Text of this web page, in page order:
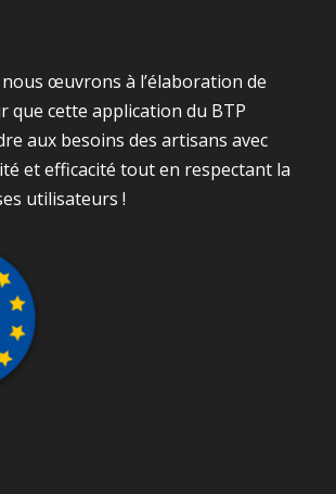
œuvrons à l’élaboration de
que cette application du BTP
aux besoins des artisans avec
et efficacité tout en respectant la
utilisateurs !